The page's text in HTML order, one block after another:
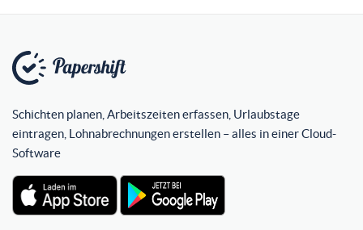
Schichten planen, Arbeitszeiten erfassen, Urlaubstage
eintragen, Lohnabrechnungen erstellen – alles in einer Cloud-
Software